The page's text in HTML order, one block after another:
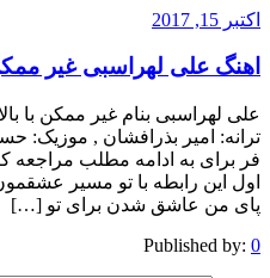
اکتبر 15, 2017
اهنگ علی لهراسبی غیر
ترانه: امیر بذرافشان , موزیک:
فر برای به ادامه مطلب مراجعه
اول این رابطه با تو مسیر
پای من عاشق شدن برای تو […]
Published by: 0